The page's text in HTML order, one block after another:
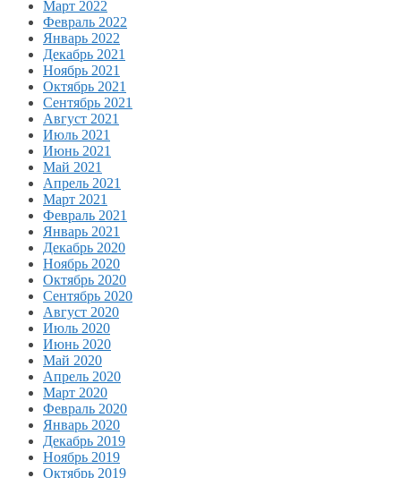
Март 2022
Февраль 2022
Январь 2022
Декабрь 2021
Ноябрь 2021
Октябрь 2021
Сентябрь 2021
Август 2021
Июль 2021
Июнь 2021
Май 2021
Апрель 2021
Март 2021
Февраль 2021
Январь 2021
Декабрь 2020
Ноябрь 2020
Октябрь 2020
Сентябрь 2020
Август 2020
Июль 2020
Июнь 2020
Май 2020
Апрель 2020
Март 2020
Февраль 2020
Январь 2020
Декабрь 2019
Ноябрь 2019
Октябрь 2019